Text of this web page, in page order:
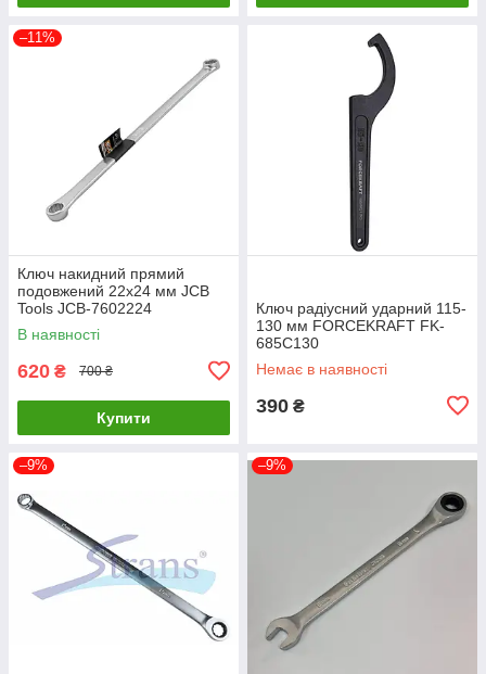
–11%
Ключ накидний прямий
подовжений 22х24 мм JCB
Tools JCB-7602224
В наявності
620 ₴ 700 ₴
Купити
Ключ радіусний ударний 115-
130 мм FORCEKRAFT FK-
685C130
Немає в наявності
390 ₴
–9% –9%